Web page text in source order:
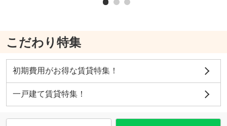
こだわり特集
初期費用がお得な賃貸特集！
一戸建て賃貸特集！